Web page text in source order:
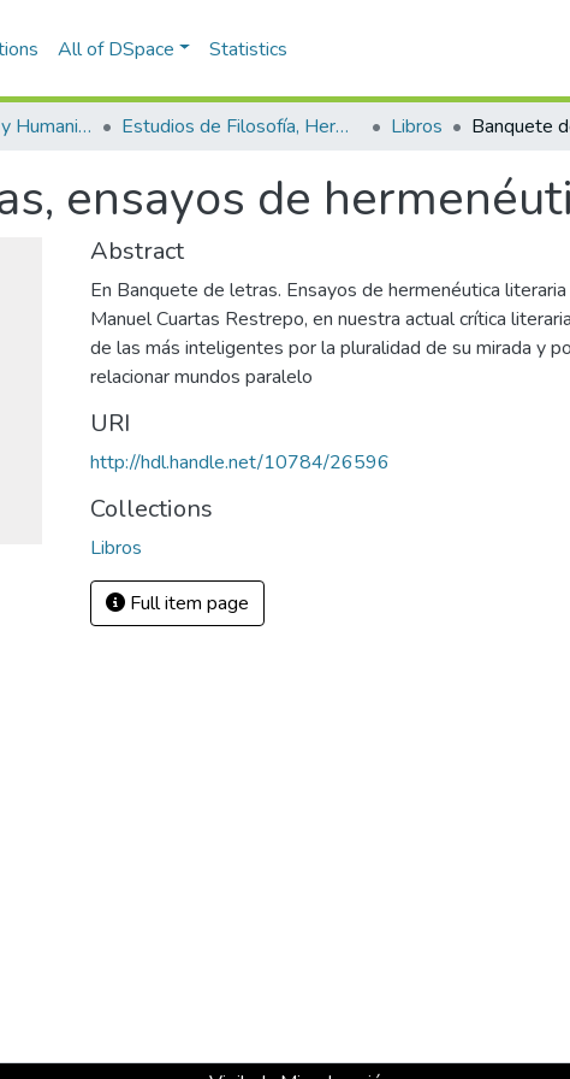
All of DSpace Statistics
Escuela de Artes y Humanidades Estudios de Filosofía, Hermenéutica y Narrativas Libros
ensayos de
Abstract
En Banquete de letras. Ensayos de hermenéutica literaria
Manuel Cuartas Restrepo, en nuestra actual crítica
de las más inteligentes por la pluralidad de su mirada y
relacionar mundos paralelo
URI
http://hdl.handle.net/10784/26596
Collections
Libros
Full item page